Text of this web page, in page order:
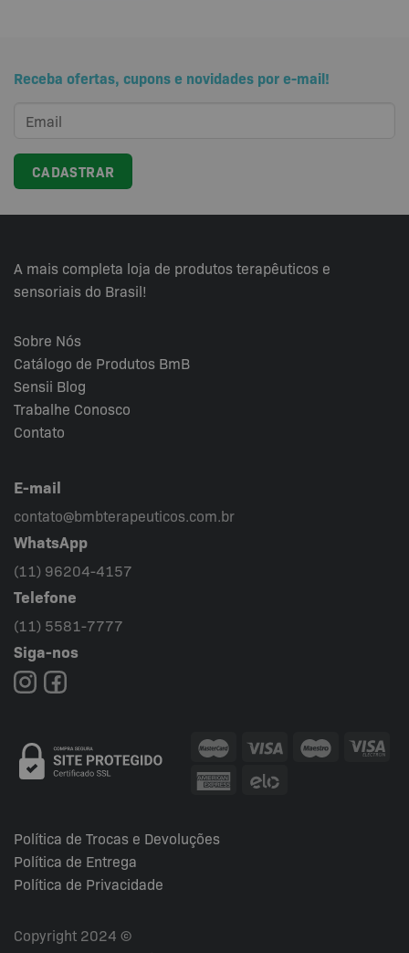
Receba ofertas, cupons e novidades por e-mail!
A mais completa loja de produtos terapêuticos e
sensoriais do Brasil!
Sobre Nós
Catálogo de Produtos BmB
Sensii Blog
Trabalhe Conosco
Contato
E-mail
contato@bmbterapeuticos.com.br
WhatsApp
(11) 96204-4157
Telefone
(11) 5581-7777
Siga-nos
Política de Trocas e Devoluções
Política de Entrega
Política de Privacidade
Copyright 2024 ©